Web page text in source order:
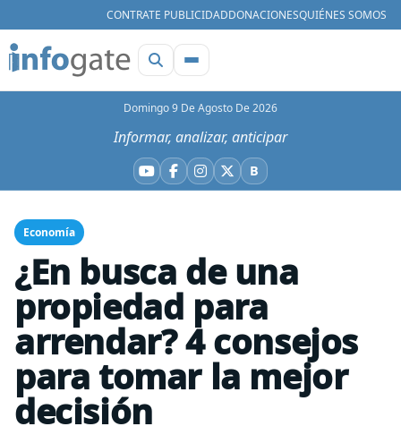
CONTRATE PUBLICIDADDONACIONESQUIÉNES SOMOS
Domingo 9 De Agosto De 2026
Informar, analizar, anticipar
YouTube
Facebook
Instagram
X BBluesky
Economía
¿En busca de una
propiedad para
arrendar? 4 consejos
para tomar la mejor
decisión